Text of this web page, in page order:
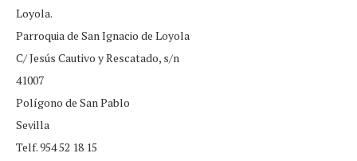
Loyola.
Parroquia de San Ignacio de Loyola
C/ Jesús Cautivo y Rescatado, s/n
41007
Polígono de San Pablo
Sevilla
Telf. 954 52 18 15